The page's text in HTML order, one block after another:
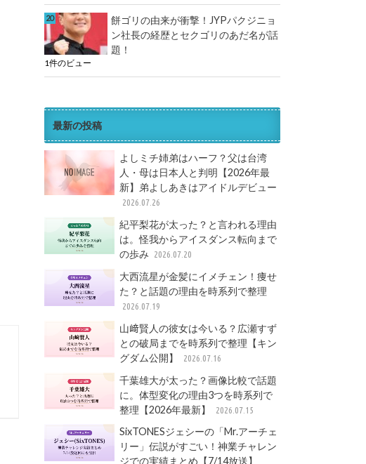
餅ゴリの由来が衝撃！JYPパクジニョ
ン社長の経歴とセクゴリのあだ名が話
題！
1件のビュー
最新の投稿
よしミチ姉弟はハーフ？父は台湾
人・母は日本人と判明【2026年最
新】弟よしあきはアイドルデビュー
2026.07.26
紀平梨花が太った？と言われる理由
は。怪我からアイスダンス転向まで
の歩み
2026.07.20
大西流星が金髪にイメチェン！痩せ
た？と話題の理由を時系列で整理
2026.07.19
山﨑賢人の彼女は今いる？広瀬すず
との破局までを時系列で整理【キン
グダム公開】
2026.07.16
千葉雄大が太った？画像比較で話題
に。体型変化の理由3つを時系列で
整理【2026年最新】
2026.07.15
SixTONESジェシーの「Mr.アーチェ
リー」伝説がすごい！神業チャレン
ジでの実績まとめ【7/14放送】